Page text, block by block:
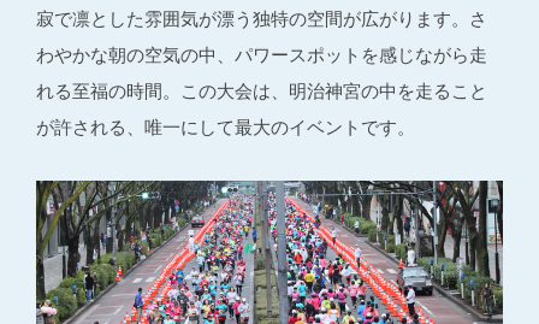
寂で凛とした雰囲気が漂う独特の空間が広がります。さ
わやかな朝の空気の中、パワースポットを感じながら走
れる至福の時間。この大会は、明治神宮の中を走ること
が許される、唯一にして最大のイベントです。